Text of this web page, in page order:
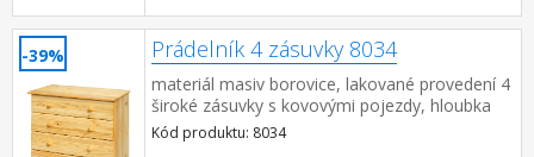
-39% Prádelník 4 zásuvky 8034
materiál masiv borovice, lakované provedení 4
široké zásuvky s kovovými pojezdy, hloubka
zásuvky 32,5 cm
Kód produktu: 8034